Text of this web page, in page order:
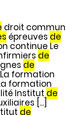
droit commun
épreuves de
continue Le
de
de
formation
formation
Institut de
[...]
de